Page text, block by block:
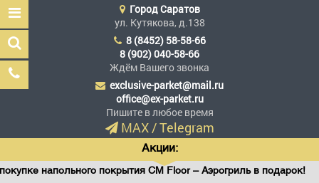
Эксклюзив Паркет
Мы сделали эксклюзив
доступным
ГородСаратов
ул. Кутякова, д.138
8 (8452) 58-58-66
8 (902) 040-58-66
Ждём Вашего звонка
exclusive-parket@mail.ru
office@ex-parket.ru
Пишите в любое время
MAX/Telegram
Акции:
напольного покрытия CM Floor – Аэрогриль в подарок!